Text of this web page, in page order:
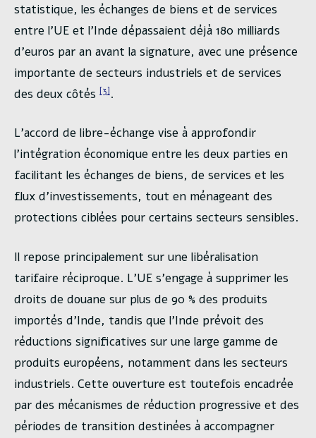
statistique, les échanges de biens et de services
entre l’UE et l’Inde dépassaient déjà 180 milliards
d’euros par an avant la signature, avec une présence
importante de secteurs industriels et de services
des deux côtés [3].
L’accord de libre-échange vise à approfondir
l’intégration économique entre les deux parties en
facilitant les échanges de biens, de services et les
flux d’investissements, tout en ménageant des
protections ciblées pour certains secteurs sensibles.
Il repose principalement sur une libéralisation
tarifaire réciproque. L’UE s’engage à supprimer les
droits de douane sur plus de 90 % des produits
importés d’Inde, tandis que l’Inde prévoit des
réductions significatives sur une large gamme de
produits européens, notamment dans les secteurs
industriels. Cette ouverture est toutefois encadrée
par des mécanismes de réduction progressive et des
périodes de transition destinées à accompagner